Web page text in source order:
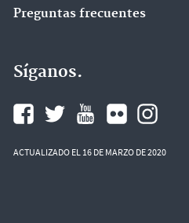
Preguntas frecuentes
Síganos.
ACTUALIZADO EL 16 DE MARZO DE 2020